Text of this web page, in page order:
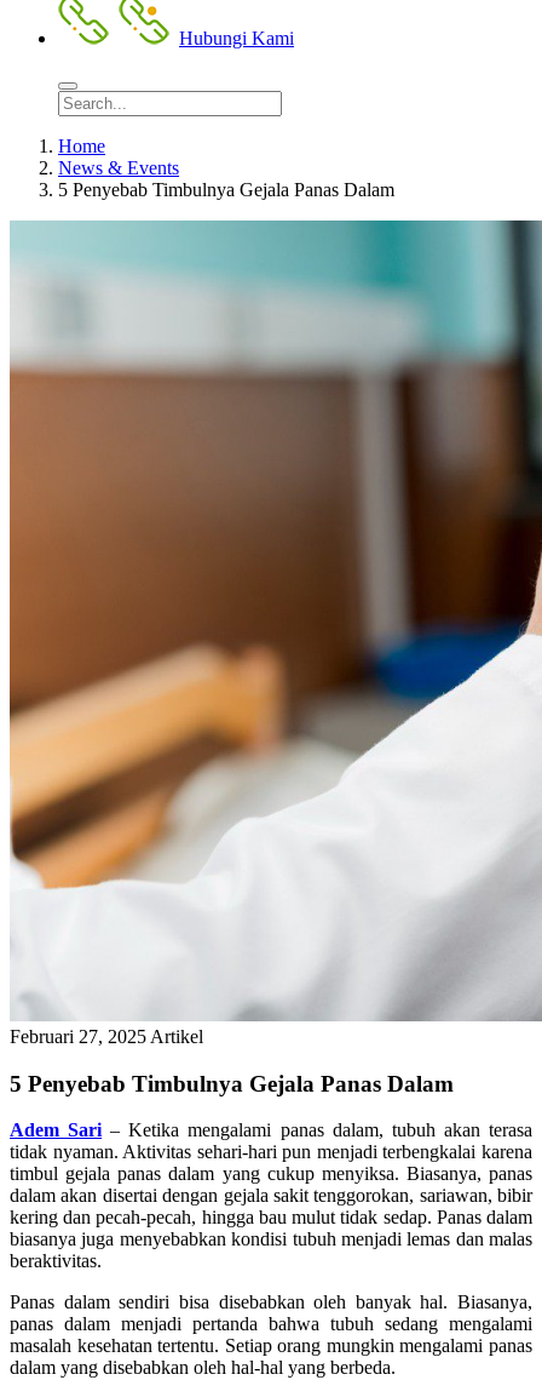
Hubungi Kami
Home
News & Events
5 Penyebab Timbulnya Gejala Panas Dalam
Februari 27, 2025 Artikel
5 Penyebab Timbulnya Gejala Panas Dalam
Adem Sari – Ketika mengalami panas dalam, tubuh akan terasa
tidak nyaman. Aktivitas sehari-hari pun menjadi terbengkalai karena
timbul gejala panas dalam yang cukup menyiksa. Biasanya, panas
dalam akan disertai dengan gejala sakit tenggorokan, sariawan, bibir
kering dan pecah-pecah, hingga bau mulut tidak sedap. Panas dalam
biasanya juga menyebabkan kondisi tubuh menjadi lemas dan malas
beraktivitas.
Panas dalam sendiri bisa disebabkan oleh banyak hal. Biasanya,
panas dalam menjadi pertanda bahwa tubuh sedang mengalami
masalah kesehatan tertentu. Setiap orang mungkin mengalami panas
dalam yang disebabkan oleh hal-hal yang berbeda.